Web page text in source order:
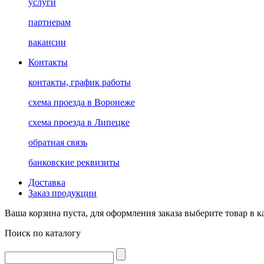
услуги
партнерам
вакансии
Контакты
контакты, график работы
схема проезда в Воронеже
схема проезда в Липецке
обратная связь
банковские реквизиты
Доставка
Заказ продукции
Ваша корзина пуста, для оформления заказа выберите товар в
Поиск по каталогу